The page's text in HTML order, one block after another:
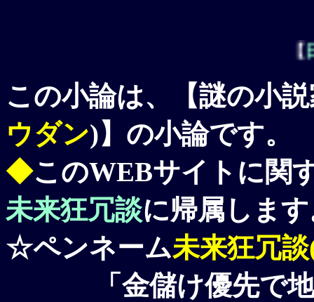
日本の
この小論は、【謎の小
ウダン)】の小論です。
◆このWEBサイトに関
未来狂冗談に帰属しま
☆ペンネーム未来狂冗
「金儲け優先で地球